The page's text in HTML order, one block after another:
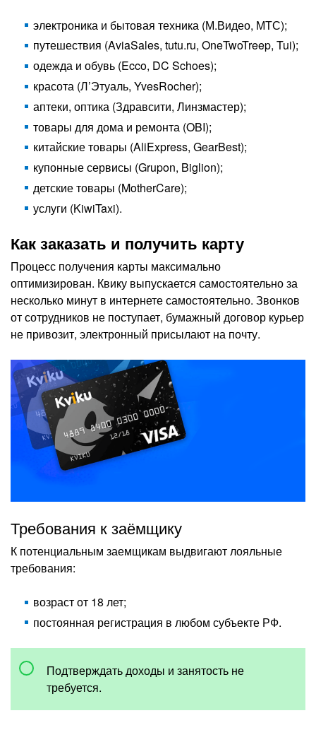
электроника и бытовая техника (М.Видео, МТС);
путешествия (AviaSales, tutu.ru, OneTwoTreep, Tui);
одежда и обувь (Ecco, DC Schoes);
красота (Л’Этуаль, YvesRocher);
аптеки, оптика (Здравсити, Линзмастер);
товары для дома и ремонта (OBI);
китайские товары (AliExpress, GearBest);
купонные сервисы (Grupon, Biglion);
детские товары (MotherCare);
услуги (KiwiTaxi).
Как заказать и получить карту
Процесс получения карты максимально
оптимизирован. Квику выпускается самостоятельно за
несколько минут в интернете самостоятельно. Звонков
от сотрудников не поступает, бумажный договор курьер
не привозит, электронный присылают на почту.
Требования к заёмщику
К потенциальным заемщикам выдвигают лояльные
требования:
возраст от 18 лет;
постоянная регистрация в любом субъекте РФ.
Подтверждать доходы и занятость не
требуется.